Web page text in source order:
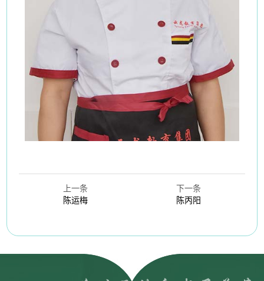
上一条
陈运梅
下一条
陈丙阳